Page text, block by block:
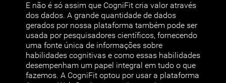
E não é só assim que CogniFit cria valor através
dos dados. A grande quantidade de dados
gerados por nossa plataforma também pode ser
usada por pesquisadores científicos, fornecendo
uma fonte única de informações sobre
habilidades cognitivas e como essas habilidades
desempenham um papel integral em tudo o que
fazemos. A CogniFit optou por usar a plataforma